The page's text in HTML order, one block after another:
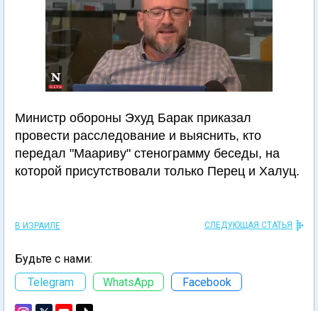
Министр обороны Эхуд Барак приказал
провести расследование и выяснить, кто
передал "Маариву" стенограмму беседы, на
которой присутствовали только Перец и Халуц.
В ИЗРАИЛЕ СЛЕДУЮЩАЯ СТАТЬЯ
Будьте с нами:
Telegram
WhatsApp Facebook